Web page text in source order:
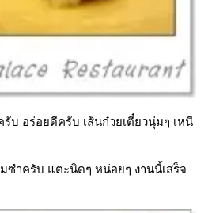
บ อร่อยดีครับ เส้นก๋วยเตี๋ยวนุ่มๆ เหนี
ซำครับ แตะนิดๆ หน่อยๆ งานนี้เสร็จ